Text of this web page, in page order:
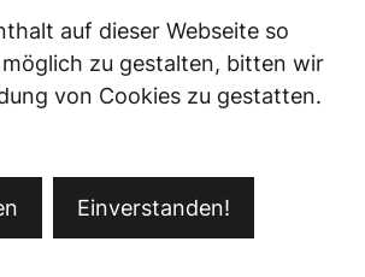
Kontakt
ImpressumBarrierefreiheitAnsprechpartner
auf dieser Webseite so
zu gestalten, bitten wir
von Cookies zu gestatten.
Einverstanden!